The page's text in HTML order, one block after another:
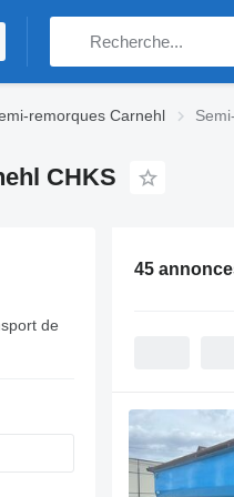
remorques Carnehl
CHKS
de
45